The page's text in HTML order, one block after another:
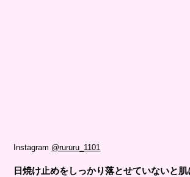
Instagram @rururu_1101
日焼け止めをしっかり落とせていないと